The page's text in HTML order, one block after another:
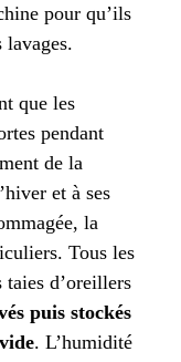
pour qu’ils
lavages.
que les
pendant
de la
et à ses
la
Tous les
d’oreillers
puis stockés
. L’humidité